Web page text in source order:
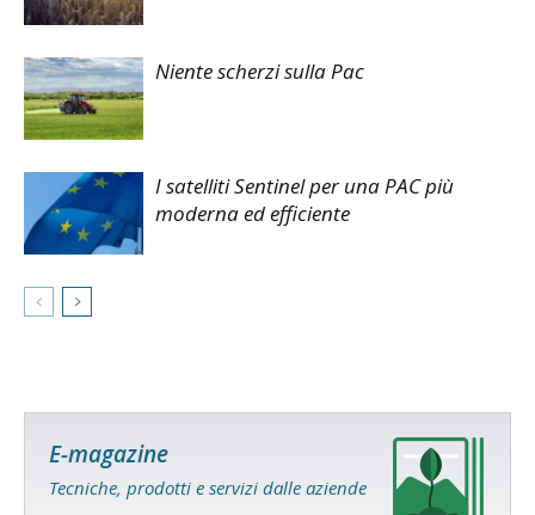
Niente scherzi sulla Pac
I satelliti Sentinel per una PAC più
moderna ed efficiente
E-magazine
Tecniche, prodotti e servizi dalle aziende